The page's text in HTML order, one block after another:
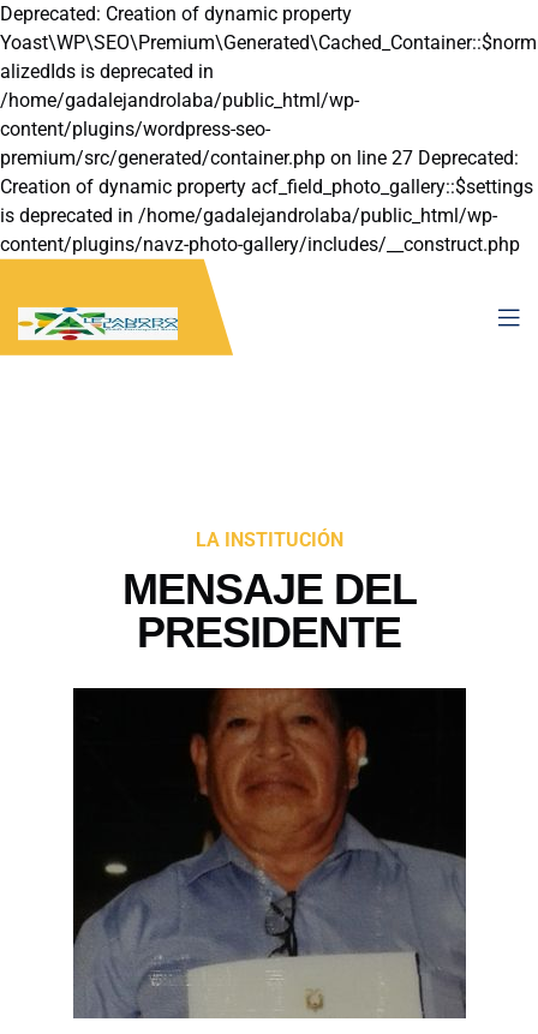
Deprecated: Creation of dynamic property
Yoast\WP\SEO\Premium\Generated\Cached_Container::$norm
alizedIds is deprecated in
/home/gadalejandrolaba/public_html/wp-
content/plugins/wordpress-seo-
premium/src/generated/container.php on line 27 Deprecated:
Creation of dynamic property acf_field_photo_gallery::$settings
is deprecated in /home/gadalejandrolaba/public_html/wp-
content/plugins/navz-photo-gallery/includes/__construct.php
LA INSTITUCIÓN
MENSAJE DEL
PRESIDENTE